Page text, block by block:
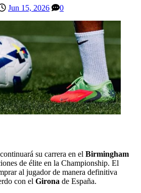
Jun 15, 2026 0
continuará su carrera en el Birmingham
de élite en la Championship. El
al jugador de manera definitiva
con el Girona de España.